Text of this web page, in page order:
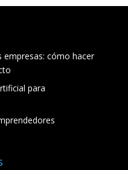
empresas: cómo hacer
para